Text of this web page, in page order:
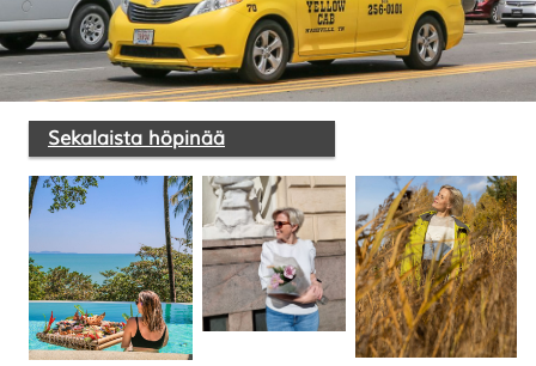
Sekalaista höpinää